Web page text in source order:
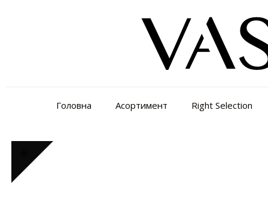
Головна Асортимент Right Selection